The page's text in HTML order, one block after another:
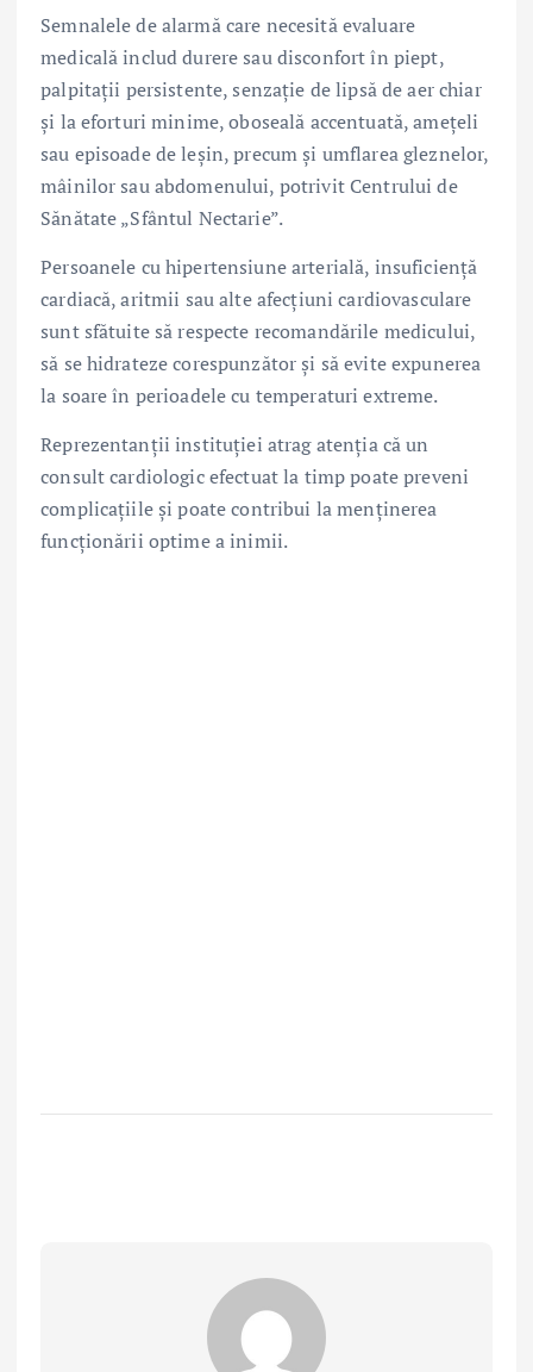
Semnalele de alarmă care necesită evaluare
medicală includ durere sau disconfort în piept,
palpitații persistente, senzație de lipsă de aer chiar
și la eforturi minime, oboseală accentuată, amețeli
sau episoade de leșin, precum și umflarea gleznelor,
mâinilor sau abdomenului, potrivit Centrului de
Sănătate „Sfântul Nectarie”.
Persoanele cu hipertensiune arterială, insuficiență
cardiacă, aritmii sau alte afecțiuni cardiovasculare
sunt sfătuite să respecte recomandările medicului,
să se hidrateze corespunzător și să evite expunerea
la soare în perioadele cu temperaturi extreme.
Reprezentanții instituției atrag atenția că un
consult cardiologic efectuat la timp poate preveni
complicațiile și poate contribui la menținerea
funcționării optime a inimii.